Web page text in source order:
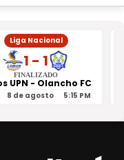
Liga Nacional
1 - 1
FINALIZADO
UPN - Olancho FC
8 de agosto 5:15 PM